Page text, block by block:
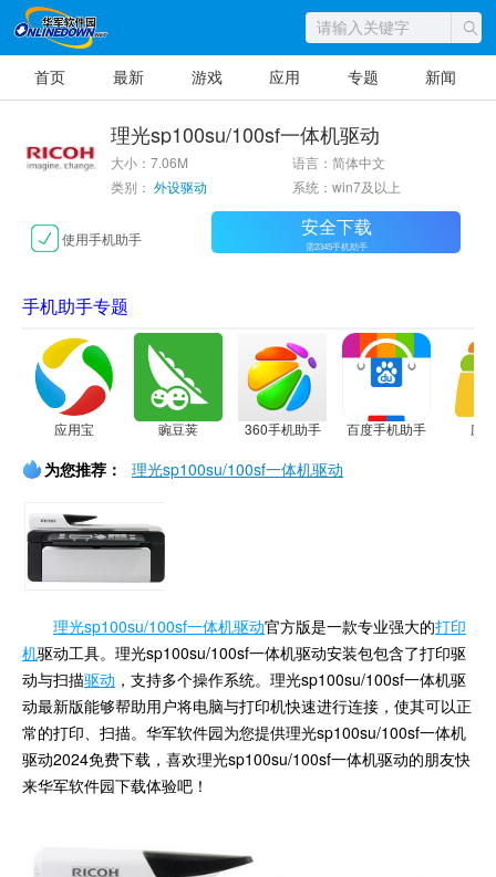
首页 最新 游戏 应用 专题 新闻
理光sp100su/100sf一体机驱动
大小：7.06M
语言：简体中文
类别： 外设驱动 系统：win7及以上
使用手机助手 安全下载
需2345手机助手
手机助手专题
应用宝 豌豆荚 360手机助手 百度手机助手 应
为您推荐： 理光sp100su/100sf一体机驱动
理光sp100su/100sf一体机驱动官方版是一款专业强大的打印
机驱动工具。理光sp100su/100sf一体机驱动安装包包含了打印驱
动与扫描驱动 ，支持多个操作系统。理光sp100su/100sf一体机驱
动最新版能够帮助用户将电脑与打印机快速进行连接，使其可以正
常的打印、扫描。华军软件园为您提供理光sp100su/100sf一体机
驱动2024免费下载，喜欢理光sp100su/100sf一体机驱动的朋友快
来华军软件园下载体验吧！